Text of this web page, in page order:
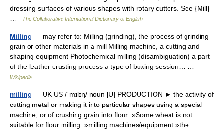
dressing surfaces of various shapes with rotary cutters. See {Mill}
The Collaborative International Dictionary of English
Milling — may refer to: Milling (grinding), the process of grinding
grain or other materials in a mill Milling machine, a cutting and
shaping equipment Photochemical milling (disambiguation) a part
of the leather crusting process a type of boxing session… …
Wikipedia
milling — UK US /ˈmɪlɪŋ/ noun [U] PRODUCTION ► the activity of
cutting metal or making it into particular shapes using a special
machine, or of crushing grain into flour: »Some wheat is not
suitable for flour milling. »milling machines/equipment »the… …